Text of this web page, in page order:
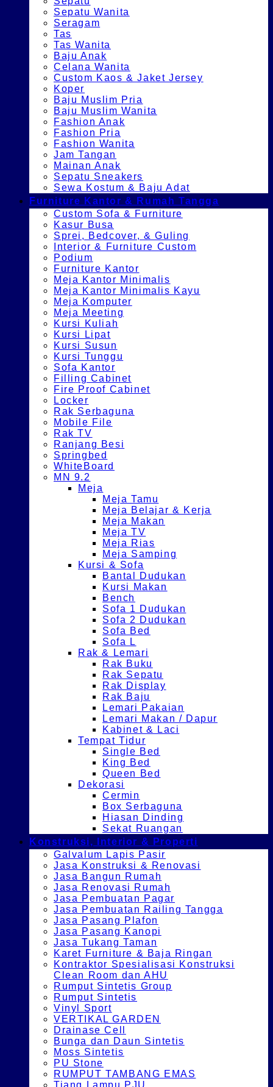
Sepatu Wanita
Seragam
Tas
Tas Wanita
Baju Anak
Celana Wanita
Custom Kaos & Jaket Jersey
Koper
Baju Muslim Pria
Baju Muslim Wanita
Fashion Anak
Fashion Pria
Fashion Wanita
Jam Tangan
Mainan Anak
Sepatu Sneakers
Sewa Kostum & Baju Adat
Furniture Kantor & Rumah Tangga
Custom Sofa & Furniture
Kasur Busa
Sprei, Bedcover, & Guling
Interior & Furniture Custom
Podium
Furniture Kantor
Meja Kantor Minimalis
Meja Kantor Minimalis Kayu
Meja Komputer
Meja Meeting
Kursi Kuliah
Kursi Lipat
Kursi Susun
Kursi Tunggu
Sofa Kantor
Filling Cabinet
Fire Proof Cabinet
Locker
Rak Serbaguna
Mobile File
Rak TV
Ranjang Besi
Springbed
WhiteBoard
MN 9.2
Meja
Meja Tamu
Meja Belajar & Kerja
Meja Makan
Meja TV
Meja Rias
Meja Samping
Kursi & Sofa
Bantal Dudukan
Kursi Makan
Bench
Sofa 1 Dudukan
Sofa 2 Dudukan
Sofa Bed
Sofa L
Rak & Lemari
Rak Buku
Rak Sepatu
Rak Display
Rak Baju
Lemari Pakaian
Lemari Makan / Dapur
Kabinet & Laci
Tempat Tidur
Single Bed
King Bed
Queen Bed
Dekorasi
Cermin
Box Serbaguna
Hiasan Dinding
Sekat Ruangan
Konstruksi, Interior & Properti
Galvalum Lapis Pasir
Jasa Konstruksi & Renovasi
Jasa Bangun Rumah
Jasa Renovasi Rumah
Jasa Pembuatan Pagar
Jasa Pembuatan Railing Tangga
Jasa Pasang Plafon
Jasa Pasang Kanopi
Jasa Tukang Taman
Karet Furniture & Baja Ringan
Kontraktor Spesialisasi Konstruksi
Clean Room dan AHU
Rumput Sintetis Group
Rumput Sintetis
Vinyl Sport
VERTIKAL GARDEN
Drainase Cell
Bunga dan Daun Sintetis
Moss Sintetis
PU Stone
RUMPUT TAMBANG EMAS
Tiang Lampu PJU